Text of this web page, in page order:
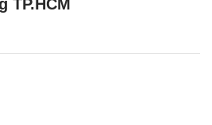
TP.HCM